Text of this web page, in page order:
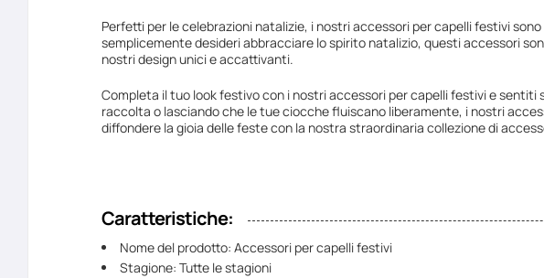
Perfetti per le celebrazioni natalizie, i nostri accessori per capelli festivi
semplicemente desideri abbracciare lo spirito natalizio, questi accessori
nostri design unici e accattivanti.
Completa il tuo look festivo con i nostri accessori per capelli festivi e
raccolta o lasciando che le tue ciocche fluiscano liberamente, i nostri
diffondere la gioia delle feste con la nostra straordinaria collezione di
Caratteristiche:
Nome del prodotto: Accessori per capelli festivi
Stagione: Tutte le stagioni